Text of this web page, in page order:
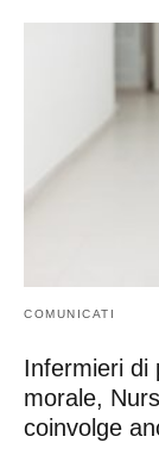
COMUNICATI
Infermieri di
morale,
coinvolge